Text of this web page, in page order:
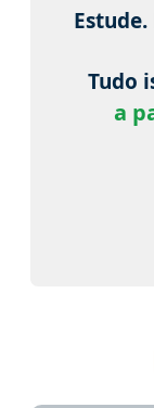
Tudo
a